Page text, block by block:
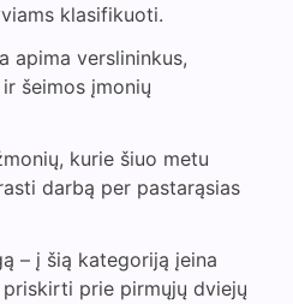
klasifikuoti.
apima verslininkus,
šeimos įmonių
kurie šiuo metu
darbą per pastarąsias
– į šią kategoriją įeina
prie pirmųjų dviejų